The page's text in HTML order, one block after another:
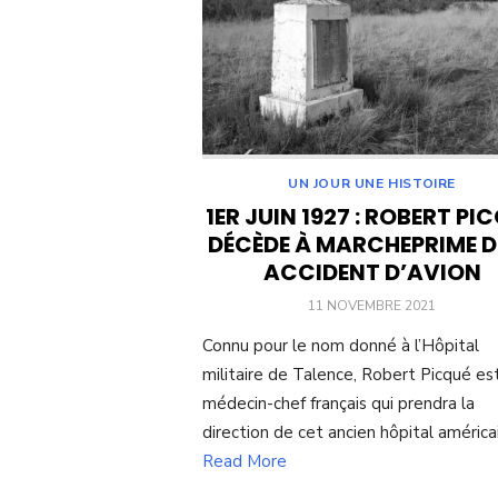
UN JOUR UNE HISTOIRE
1ER JUIN 1927 : ROBERT
DÉCÈDE À MARCHEPRIME
ACCIDENT D’AVION
POSTED
11 NOVEMBRE 2021
Connu pour le nom donné à l’Hôpital
militaire de Talence, Robert Picqué
médecin-chef français qui prendra la
direction de cet ancien hôpital
Read More